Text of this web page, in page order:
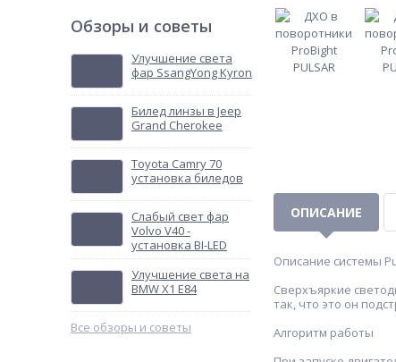
Обзоры и советы
Улучшение света
фар SsangYong Kyron
Билед линзы в Jeep
Grand Cherokee
Toyota Camry 70
установка биледов
Слабый свет фар
Volvo V40 -
установка BI-LED
Улучшение света на
BMW X1 E84
Все обзоры и советы
ОПИСАНИЕ
Описание системы
Сверхъяркие
так, что это он
Алгоритм работы